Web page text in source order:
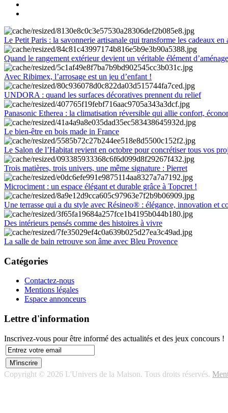
Le Petit Paris : la savonnerie artisanale qui transforme les cadeaux en
Quand le rangement extérieur devient un véritable élément
Avec Ribimex, l’arrosage est un jeu d’enfant !
UNDORA : quand les surfaces décoratives prennent du relief
Panasonic Etherea : la climatisation réversible qui allie confort,
Le bien-être en bois made in France
Le Salon de l’Habitat revient en octobre pour concrétiser tous vos
Trois matières, trois univers, une même signature : Pierret
Microciment : un espace élégant et durable grâce à Topcret !
Une terrasse qui a du style avec Résineo® : élégance, innovation et
Des intérieurs pensés comme des histoires à vivre
La salle de bain retrouve son âme avec Bleu Provence
Catégories
Contactez-nous
Mentions légales
Espace annonceurs
Lettre d'information
Inscrivez-vous pour être informé des actualités et des jeux concours !
Copyright © 2026 L'Univers de la Maison. Tous droits réservés.